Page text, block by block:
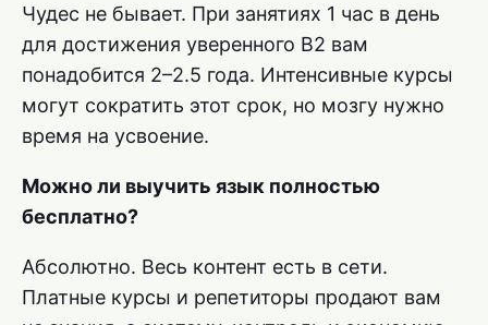
Чудес не бывает. При занятиях 1 час в день
для достижения уверенного B2 вам
понадобится 2–2.5 года. Интенсивные курсы
могут сократить этот срок, но мозгу нужно
время на усвоение.
Можно ли выучить язык полностью
бесплатно?
Абсолютно. Весь контент есть в сети.
Платные курсы и репетиторы продают вам